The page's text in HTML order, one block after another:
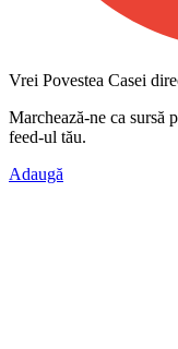
Vrei Povestea Casei
Marchează-ne ca sursă
feed-ul tău.
Adaugă